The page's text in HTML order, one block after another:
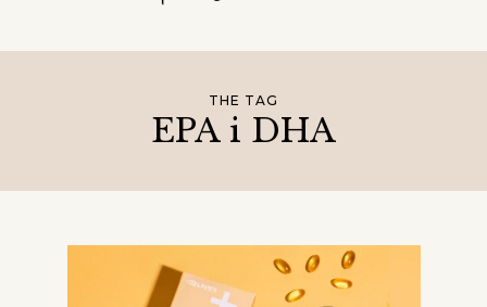
THE TAG
EPA i DHA